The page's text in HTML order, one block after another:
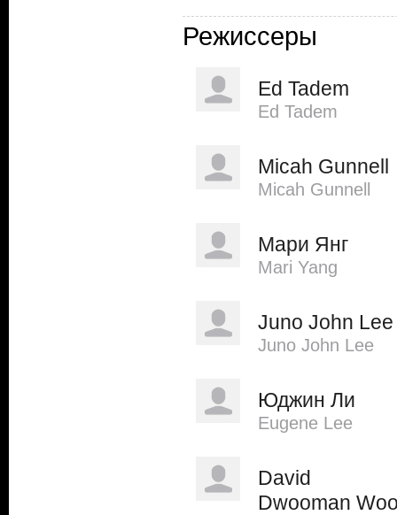
Режиссеры
Ed Tadem
Ed Tadem
Micah Gunnell
Micah Gunnell
Мари Янг
Mari Yang
Juno John Lee
Juno John Lee
Юджин Ли
Eugene Lee
David
Dwooman